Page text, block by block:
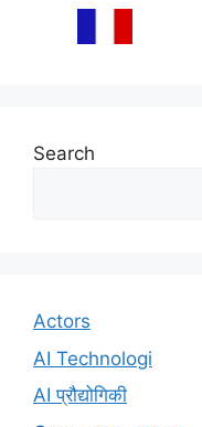
Search
Actors
AI Technologi
AI प्रौद्योगिकी